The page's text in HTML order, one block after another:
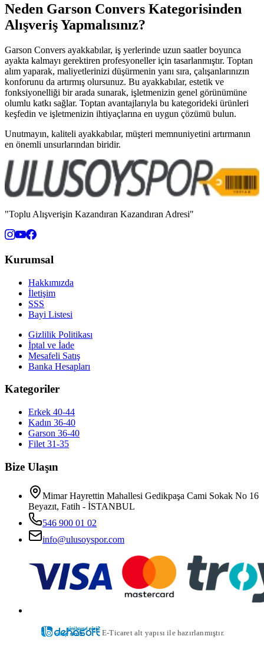
Neden Garson Convers Kategorisinden
Alışveriş Yapmalısınız?
Garson Convers ayakkabılar, iş yerlerinde uzun saatler boyunca
ayakta kalmayı gerektiren profesyoneller için tasarlanmıştır. Toptan
alım yaparak, maliyetlerinizi düşürmenin yanı sıra, çalışanlarınızın
konforunu da artırmış olursunuz. Bu ayakkabılar, estetik ve
fonksiyonelliği bir arada sunarak, işletmenizin genel görünümüne
olumlu katkı sağlar. Toptan avantajlarıyla bu kategorideki ürünleri
keşfedin ve işletmenizin ihtiyaçlarına en uygun çözümü bulun.
Unutmayın, kaliteli ayakkabılar, müşteri memnuniyetini artırmanın
en önemli unsurlarından biridir.
"Toplu Alışverişin Kazandıran Kazandıran Adresi"
Kurumsal
Hakkımızda
İletişim
SSS
Bayi Listesi
Gizlilik Politikası
İptal ve İade
Mesafeli Satış
Banka Hesapları
Kategoriler
Erkek 40-44
Kadın 36-40
Garson 36-40
Filet 31-35
Bize Ulaşın
Mimar Hayrettin Mahallesi Gedikpaşa Cami Sokak No 16
Beyazıt, Fatih - İSTANBUL
546 900 01 02
info@ulusoyspor.com
E-Ticaret alt yapısı ile hazırlanmıştır.